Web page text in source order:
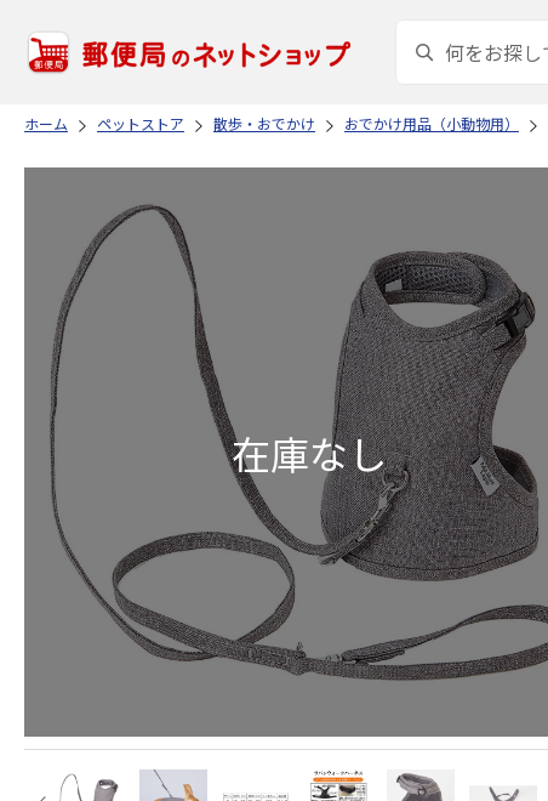
ホーム ペットストア 散歩・おでかけ おでかけ用品（小動物用）